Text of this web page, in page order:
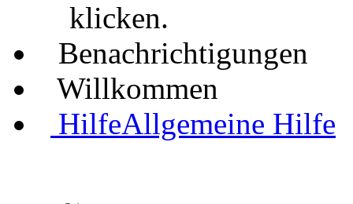
klicken.
Benachrichtigungen
Willkommen
HilfeAllgemeine Hilfe